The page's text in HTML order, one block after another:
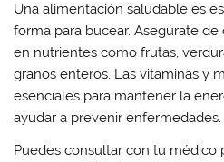
Una alimentación saludable es
forma para bucear. Asegúrate
en nutrientes como frutas,
granos enteros. Las vitaminas y
esenciales para mantener la
ayudar a prevenir enfermedades.
Puedes consultar con tu médico